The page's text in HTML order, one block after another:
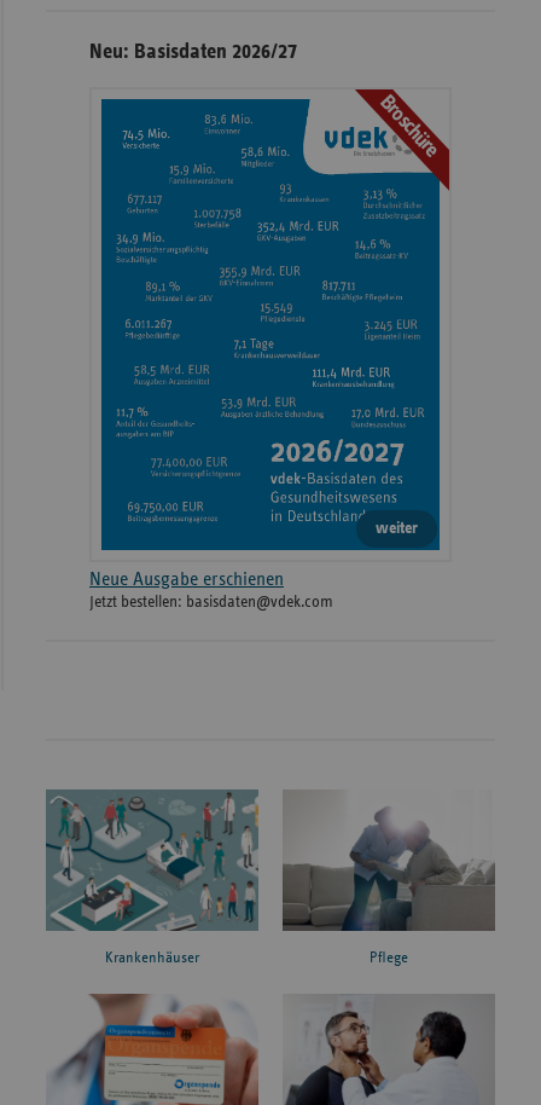
Neu: Basisdaten 2026/27
Broschüre
weiter
Neue Ausgabe erschienen
Jetzt bestellen: basisdaten@vdek.com
Krankenhäuser Pflege